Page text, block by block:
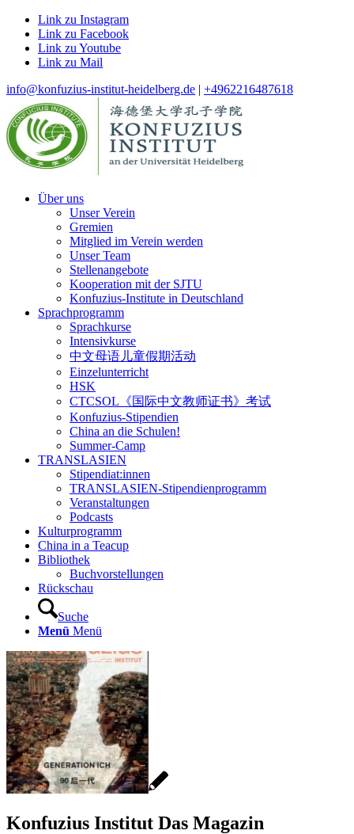
Link zu Instagram
Link zu Facebook
Link zu Youtube
Link zu Mail
info@konfuzius-institut-heidelberg.de | +4962216487618
Über uns
Unser Verein
Gremien
Mitglied im Verein werden
Unser Team
Stellenangebote
Kooperation mit der SJTU
Konfuzius-Institute in Deutschland
Sprachprogramm
Sprachkurse
Intensivkurse
中文母语儿童假期活动
Einzelunterricht
HSK
CTCSOL《国际中文教师证书》考试
Konfuzius-Stipendien
China an die Schulen!
Summer-Camp
TRANSLASIEN
Stipendiat:innen
TRANSLASIEN-Stipendienprogramm
Veranstaltungen
Podcasts
Kulturprogramm
China in a Teacup
Bibliothek
Buchvorstellungen
Rückschau
Suche
Menü Menü
Konfuzius Institut Das Magazin